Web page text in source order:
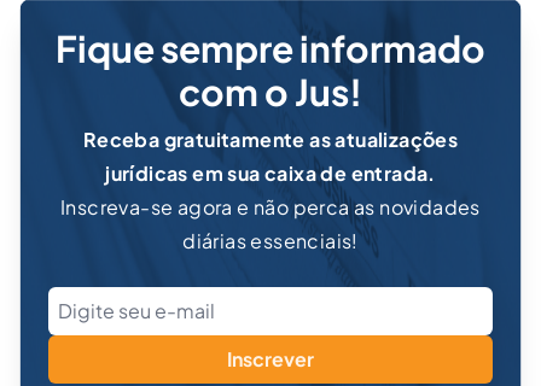
Fique sempre informado
com o Jus!
Receba gratuitamente as atualizações
jurídicas em sua caixa de entrada.
Inscreva-se agora e não perca as novidades
diárias essenciais!
Inscrever